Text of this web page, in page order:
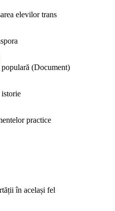
elevilor trans
(Document)
istorie
practice
în același fel